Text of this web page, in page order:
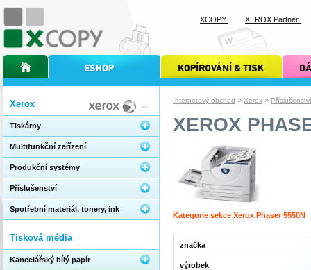
Internetový obchod » Xerox » Příslušenství
XEROX
Kategorie sekce Xerox Phaser 5550N
značka
výrobek
Xerox
Tiskárny
Multifunkční zařízení
Produkční systémy
Příslušenství
Spotřební materiál, tonery, ink
Tisková média
Kancelářský bílý papír
úvodní stránka xcopyinternetový obchod xcopy kopírování a tisk xcopy dárkové
XCOPY XEROX Partner